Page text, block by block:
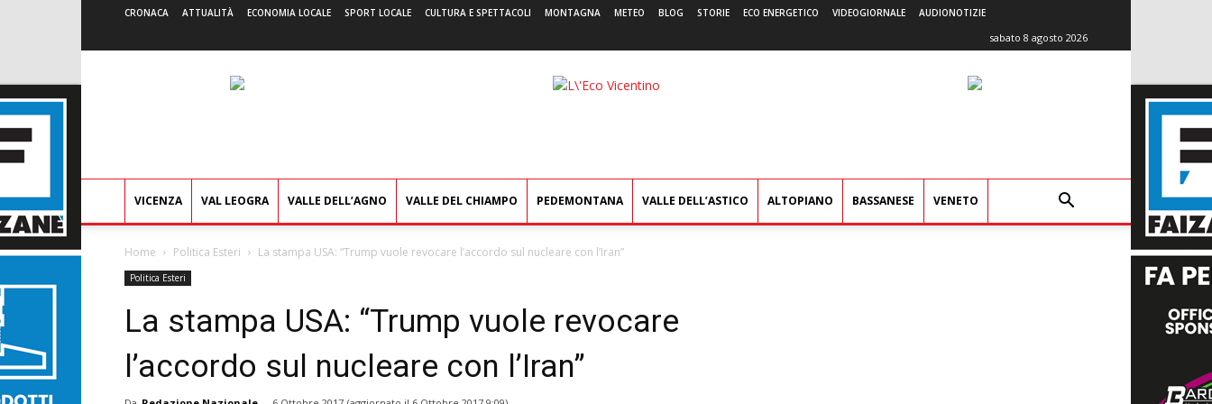
CRONACA ATTUALITÀ ECONOMIA LOCALE SPORT LOCALE CULTURA E SPETTACOLI MONTAGNA METEO BLOG STORIE ECO ENERGETICO VIDEOGIORNALE AUDIONOTIZIE
sabato 8 agosto 2026
L'Eco
VICENZA VAL LEOGRA VALLE DELL’AGNO VALLE DEL CHIAMPO PEDEMONTANA VALLE DELL’ASTICO ALTOPIANO BASSANESE VENETO
Home Politica Esteri La stampa USA: “Trump vuole revocare l’accordo sul nucleare con l’Iran”
Politica Esteri
La stampa USA: “Trump vuole revocare
l’accordo sul nucleare con l’Iran”